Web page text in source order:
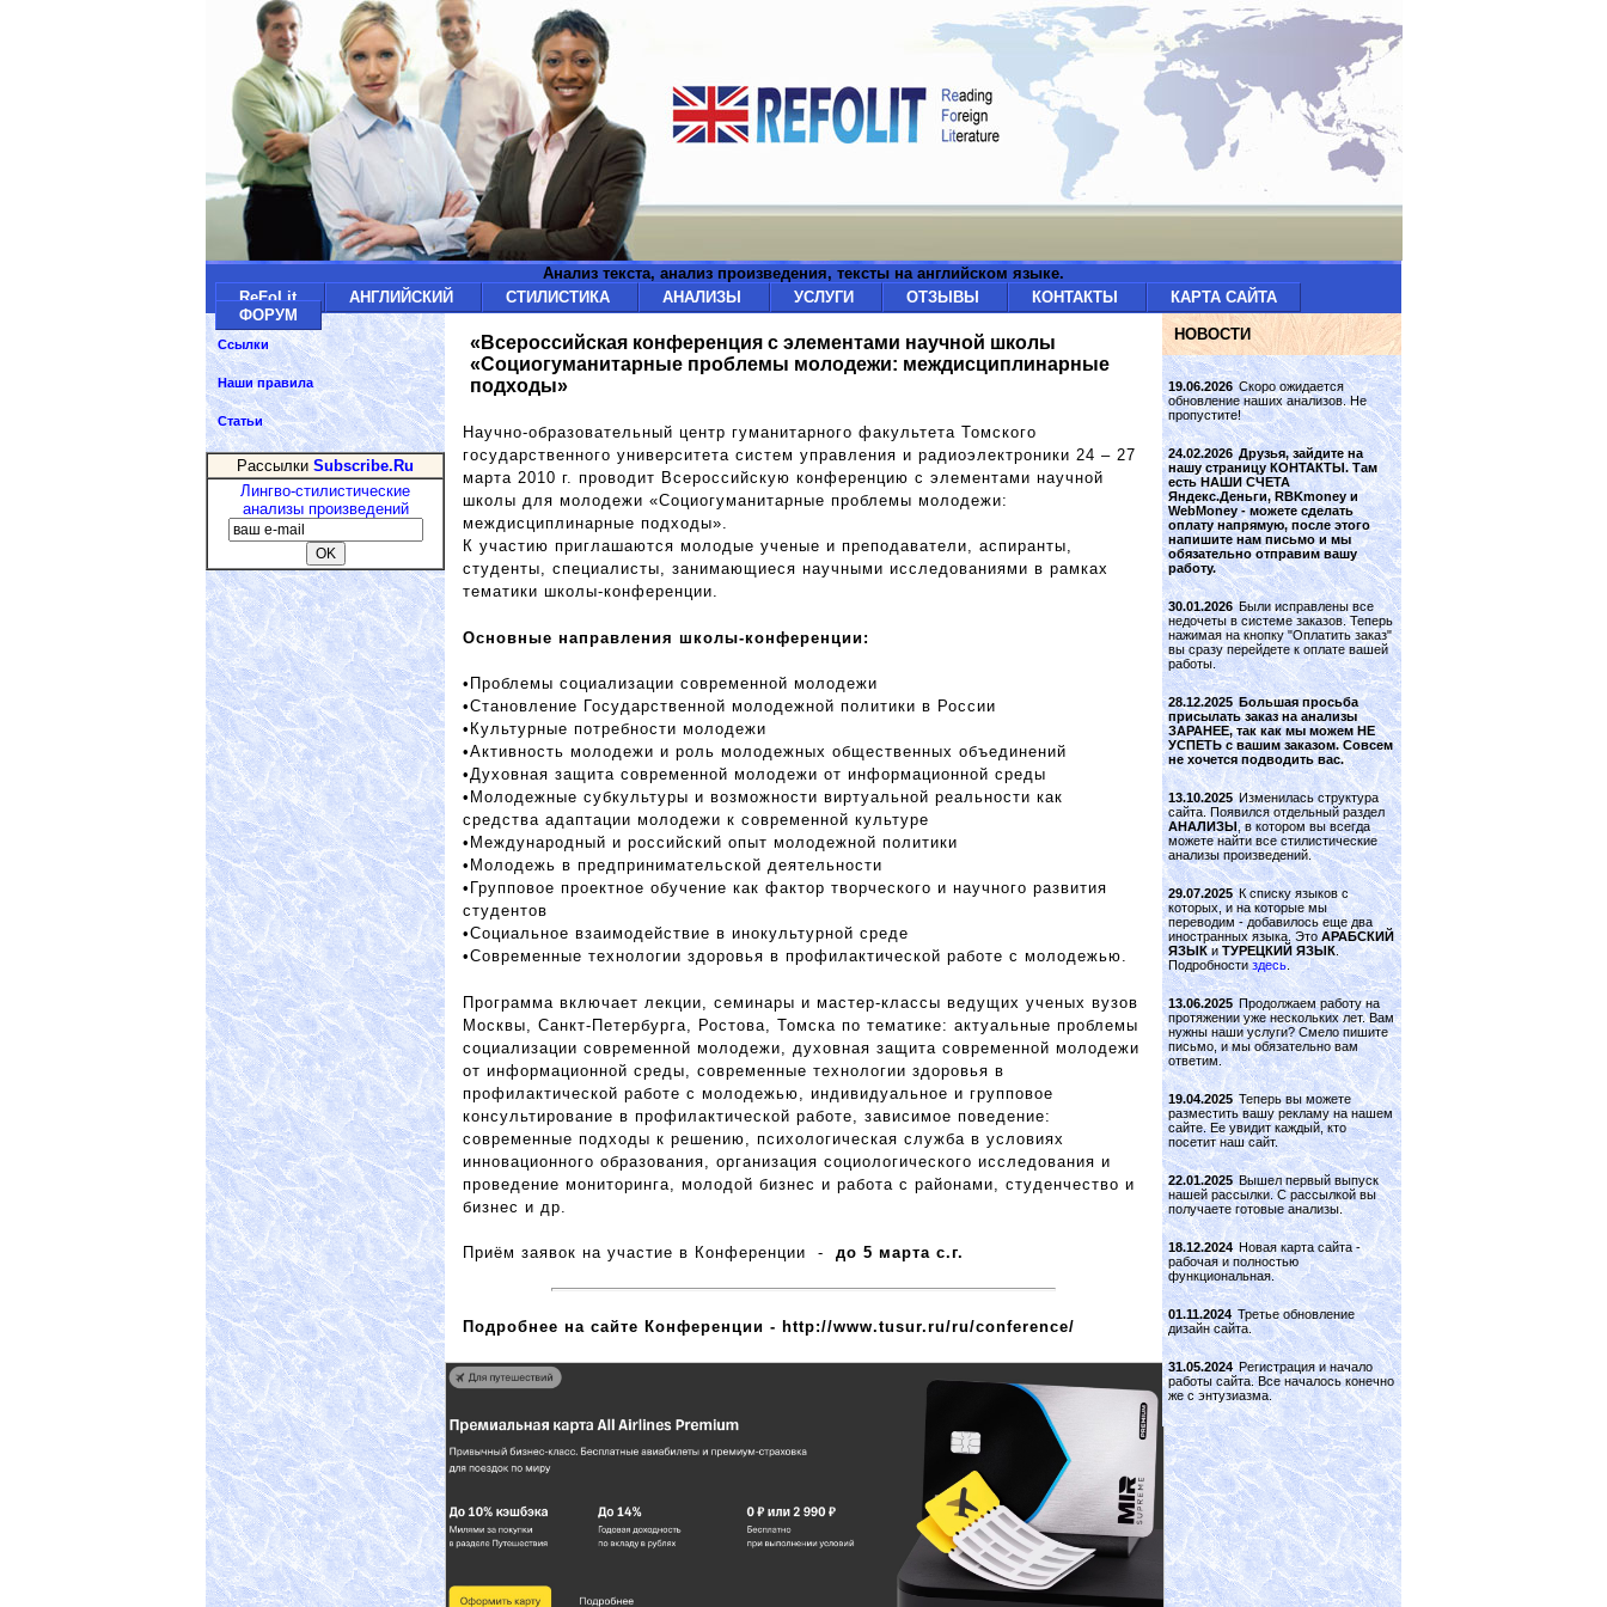
Анализ текста, анализ произведения, тексты на английском языке.
ReFoLit
АНГЛИЙСКИЙ СТИЛИСТИКА АНАЛИЗЫ УСЛУГИ ОТЗЫВЫ КОНТАКТЫ
КАРТА САЙТА
ФОРУМ
«Всероссийская конференция с элементами научной школы
«Социогуманитарные проблемы молодежи: междисциплинарные
подходы»
Научно-образовательный центр гуманитарного факультета Томского
государственного университета систем управления и радиоэлектроники 24 – 27
марта 2010 г. проводит Всероссийскую конференцию с элементами научной
школы для молодежи «Социогуманитарные проблемы молодежи:
междисциплинарные подходы».
К участию приглашаются молодые ученые и преподаватели, аспиранты,
студенты, специалисты, занимающиеся научными исследованиями в рамках
тематики школы-конференции.
Основные направления школы-конференции:
•Проблемы социализации современной молодежи
•Становление Государственной молодежной политики в России
•Культурные потребности молодежи
•Активность молодежи и роль молодежных общественных объединений
•Духовная защита современной молодежи от информационной среды
•Молодежные субкультуры и возможности виртуальной реальности как
средства адаптации молодежи к современной культуре
•Международный и российский опыт молодежной политики
•Молодежь в предпринимательской деятельности
•Групповое проектное обучение как фактор творческого и научного развития
студентов
•Социальное взаимодействие в инокультурной среде
•Современные технологии здоровья в профилактической работе с молодежью.
Программа включает лекции, семинары и мастер-классы ведущих ученых вузов
Москвы, Санкт-Петербурга, Ростова, Томска по тематике: актуальные проблемы
социализации современной молодежи, духовная защита современной молодежи
от информационной среды, современные технологии здоровья в
профилактической работе с молодежью, индивидуальное и групповое
консультирование в профилактической работе, зависимое поведение:
современные подходы к решению, психологическая служба в условиях
инновационного образования, организация социологического исследования и
проведение мониторинга, молодой бизнес и работа с районами, студенчество и
бизнес и др.
Приём заявок на участие в Конференции - до 5 марта с.г.
Подробнее на сайте Конференции - http://www.tusur.ru/ru/conference/
Ссылки
Наши правила
Статьи
Рассылки Subscribe.Ru
Лингво-стилистические
анализы произведений
НОВОСТИ
19.06.2026 Скоро ожидается
обновление наших анализов. Не
пропустите!
24.02.2026 Друзья, зайдите на
нашу страницу КОНТАКТЫ. Там
есть НАШИ СЧЕТА
Яндекс.Деньги, RBKmoney и
WebMoney - можете сделать
оплату напрямую, после этого
напишите нам письмо и мы
обязательно отправим вашу
работу.
30.01.2026 Были исправлены все
недочеты в системе заказов. Теперь
нажимая на кнопку "Оплатить заказ"
вы сразу перейдете к оплате вашей
работы.
28.12.2025 Большая просьба
присылать заказ на анализы
ЗАРАНЕЕ, так как мы можем НЕ
УСПЕТЬ с вашим заказом. Совсем
не хочется подводить вас.
13.10.2025 Изменилась структура
сайта. Появился отдельный раздел
АНАЛИЗЫ, в котором вы всегда
можете найти все стилистические
анализы произведений.
29.07.2025 К списку языков с
которых, и на которые мы
переводим - добавилось еще два
иностранных языка. ЭтоАРАБСКИЙ
ЯЗЫКиТУРЕЦКИЙ ЯЗЫК.
Подробностиздесь
13.06.2025 Продолжаем работу на
протяжении уже нескольких лет. Вам
нужны наши услуги? Смело пишите
письмо, и мы обязательно вам
ответим.
19.04.2025 Теперь вы можете
разместить вашу рекламу на нашем
сайте. Ее увидит каждый, кто
посетит наш сайт.
22.01.2025 Вышел первый выпуск
нашей рассылки. С рассылкой вы
получаете готовые анализы.
18.12.2024 Новая карта сайта -
рабочая и полностью
функциональная.
01.11.2024 Третье обновление
дизайн сайта.
31.05.2024 Регистрация и начало
работы сайта. Все началось конечно
же с энтузиазма.